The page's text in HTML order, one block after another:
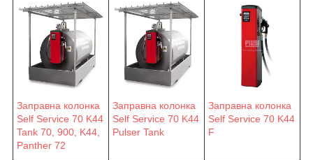
Заправна колонка
Self Service 70 K44
Tank 70, 900, K44,
Panther 72
Заправна колонка
Self Service 70 K44
Pulser Tank
Заправна колонка
Self Service 70 K44
F